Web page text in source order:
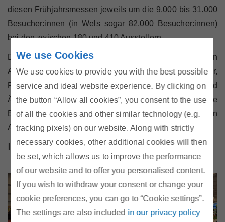
We use Cookies
We use cookies to provide you with the best possible
service and ideal website experience. By clicking on
the button “Allow all cookies”, you consent to the use
of all the cookies and other similar technology (e.g.
tracking pixels) on our website. Along with strictly
necessary cookies, other additional cookies will then
be set, which allows us to improve the performance
of our website and to offer you personalised content.
If you wish to withdraw your consent or change your
cookie preferences, you can go to “Cookie settings”.
The settings are also included in our privacy policy
diesen Frühjahrsmessen jeweils um die 9.000 bis 31.000
Besucher:innen (in Wels sogar 82.000 Besucher:innen)
bei den zwischen 180 und 410 Ausstellern.
Die häufigsten Themen bei unseren Gesprächen waren
Angebotsvergleiche mit unserem Tarifkalkulator,
Preisänderungen, Fragen zu Energiegemeinschaften und
Änderungen durch das neue
Elektrizitätswirtschaftsgesetz (ElWG) sowie zu den
Aufgaben der E-Control allgemein.
Impressionen